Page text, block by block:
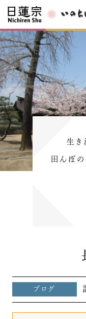
生き
田んぼ
ブログ